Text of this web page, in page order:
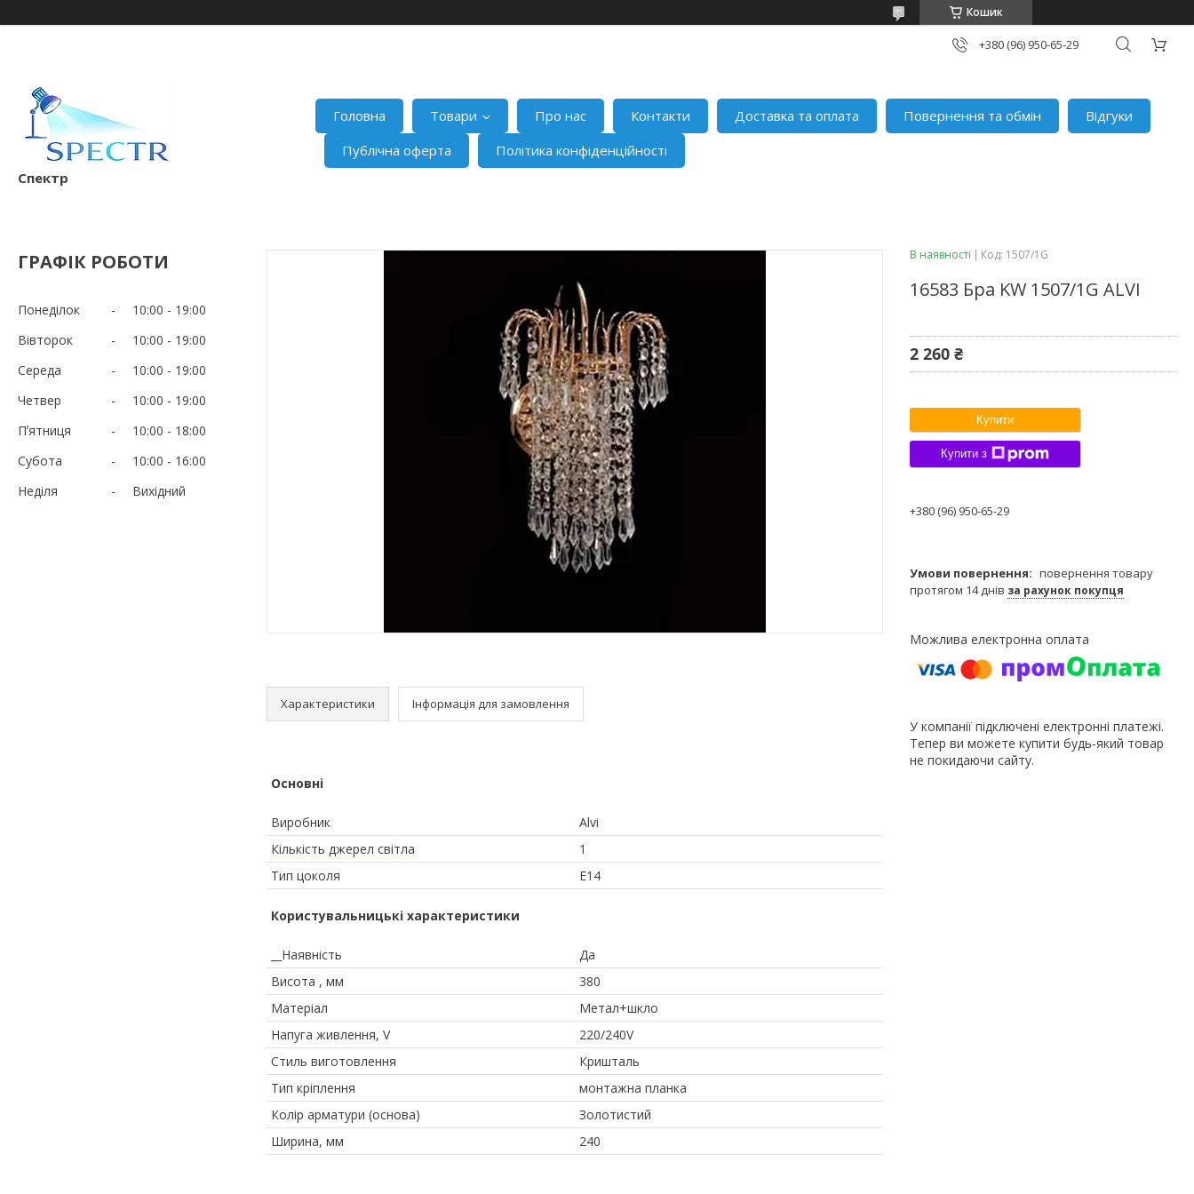
Кошик
+380 (96) 950-65-29
Спектр
Головна Товари Про нас Контакти Доставка та оплата Повернення та обмін
Відгуки
Публічна оферта
Політика конфіденційності
ГРАФІК РОБОТИ
Понеділок 10:00
19:00
Вівторок
10:00
19:00
Середа
10:00
19:00
Четвер
10:00
19:00
Пʼятниця
10:00
18:00
Субота
10:00
16:00
Неділя
Вихідний
Характеристики Інформація для замовлення
Основні
Виробник
Alvi
Кількість джерел світла
1
Тип цоколя
E14
Користувальницькі характеристики
__Наявність
Да
Висота , мм
380
Матеріал
Метал+шкло
Напуга живлення, V
220/240V
Стиль виготовлення
Кришталь
Тип кріплення
монтажна планка
Колір арматури (основа)
Золотистий
Ширина, мм
240
В наявності Код: 1507/1G
16583 Брa KW 1507/1G ALVI
2 260 ₴
Купити
Купити з
+380 (96) 950-65-29
повернення товару
протягом 14 днів за рахунок покупця
У компанії підключені електронні платежі.
Тепер ви можете купити будь-який товар
не покидаючи сайту.